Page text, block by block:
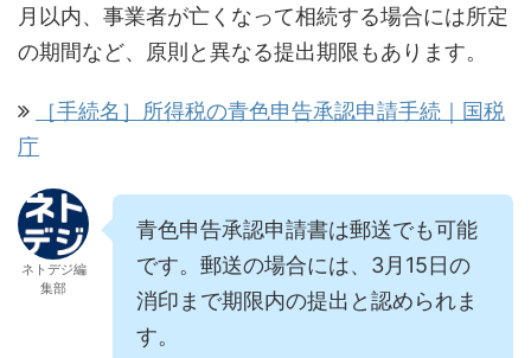
月以内、事業者が亡くなって相続する場合には所定
の期間など、原則と異なる提出期限もあります。
［手続名］所得税の青色申告承認申請手続｜国税
庁
ネトデジ編
集部
青色申告承認申請書は郵送でも可能
です。郵送の場合には、3月15日の
消印まで期限内の提出と認められま
す。